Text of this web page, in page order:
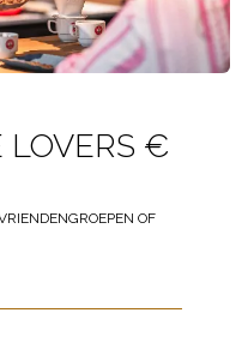
LOVERS €
OF